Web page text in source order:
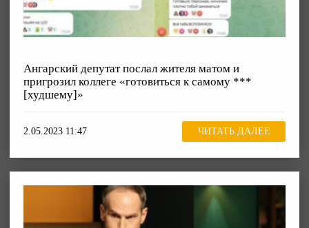
Ангарский депутат послал жителя матом и
пригрозил коллеге «готовиться к самому ***
[худшему]»
2.05.2023 11:47 ЧИТАТЬ ДАЛЕЕ